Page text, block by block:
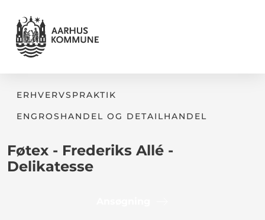
ERHVERVSPRAKTIK
ENGROSHANDEL OG DETAILHANDEL
Føtex - Frederiks Allé -
Delikatesse